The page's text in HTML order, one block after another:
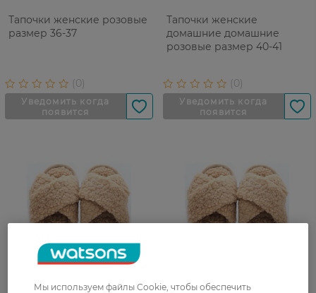
Тапочки женские розовые
размер 36-37
Тапочки женские
домашние домашние
розовые размер 40-41
Мы используем файлы Cookie, чтобы обеспечить